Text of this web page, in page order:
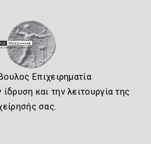
Επιχειρηματία
και την λειτουργία της
σας.